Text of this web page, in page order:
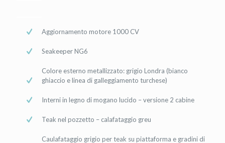
Aggiornamento motore 1000 CV
Seakeeper NG6
Colore esterno metallizzato: grigio Londra (bianco
ghiaccio e linea di galleggiamento turchese)
Interni in legno di mogano lucido – versione 2 cabine
Teak nel pozzetto – calafataggio greu
Caulafataggio grigio per teak su piattaforma e gradini di